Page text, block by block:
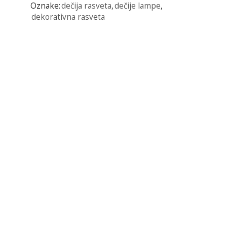
Oznake:dečija rasveta,dečije lampe,
dekorativna rasveta